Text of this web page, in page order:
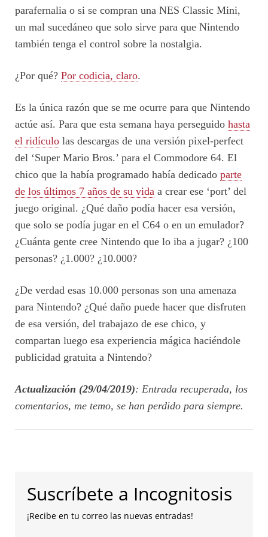
parafernalia o si se compran una NES Classic Mini,
un mal sucedáneo que solo sirve para que Nintendo
también tenga el control sobre la nostalgia.
¿Por qué? Por codicia, claro.
Es la única razón que se me ocurre para que Nintendo
actúe así. Para que esta semana haya perseguido hasta
el ridículo las descargas de una versión pixel-perfect
del ‘Super Mario Bros.’ para el Commodore 64. El
chico que la había programado había dedicado parte
de los últimos 7 años de su vida a crear ese ‘port’ del
juego original. ¿Qué daño podía hacer esa versión,
que solo se podía jugar en el C64 o en un emulador?
¿Cuánta gente cree Nintendo que lo iba a jugar? ¿100
personas? ¿1.000? ¿10.000?
¿De verdad esas 10.000 personas son una amenaza
para Nintendo? ¿Qué daño puede hacer que disfruten
de esa versión, del trabajazo de ese chico, y
compartan luego esa experiencia mágica haciéndole
publicidad gratuita a Nintendo?
Actualización (29/04/2019): Entrada recuperada, los
comentarios, me temo, se han perdido para siempre.
Suscríbete a Incognitosis
¡Recibe en tu correo las nuevas entradas!